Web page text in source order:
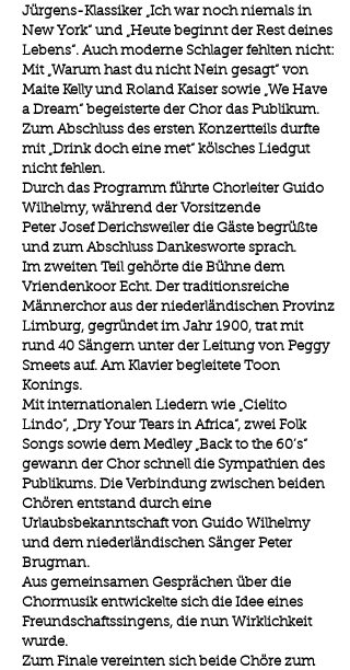
Jürgens-Klassiker „Ich war noch niemals in
New York“ und „Heute beginnt der Rest deines
Lebens“. Auch moderne Schlager fehlten nicht:
Mit „Warum hast du nicht Nein gesagt“ von
Maite Kelly und Roland Kaiser sowie „We Have
a Dream“ begeisterte der Chor das Publikum.
Zum Abschluss des ersten Konzertteils durfte
mit „Drink doch eine met“ kölsches Liedgut
nicht fehlen.
Durch das Programm führte Chorleiter Guido
Wilhelmy, während der Vorsitzende
Peter Josef Derichsweiler die Gäste begrüßte
und zum Abschluss Dankesworte sprach.
Im zweiten Teil gehörte die Bühne dem
Vriendenkoor Echt. Der traditionsreiche
Männerchor aus der niederländischen Provinz
Limburg, gegründet im Jahr 1900, trat mit
rund 40 Sängern unter der Leitung von Peggy
Smeets auf. Am Klavier begleitete Toon
Konings.
Mit internationalen Liedern wie „Cielito
Lindo“, „Dry Your Tears in Africa“, zwei Folk
Songs sowie dem Medley „Back to the 60’s“
gewann der Chor schnell die Sympathien des
Publikums. Die Verbindung zwischen beiden
Chören entstand durch eine
Urlaubsbekanntschaft von Guido Wilhelmy
und dem niederländischen Sänger Peter
Brugman.
Aus gemeinsamen Gesprächen über die
Chormusik entwickelte sich die Idee eines
Freundschaftssingens, die nun Wirklichkeit
wurde.
Zum Finale vereinten sich beide Chöre zum